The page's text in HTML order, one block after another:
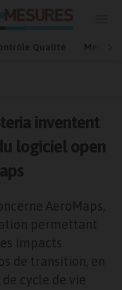
Qualité Mesures
inventent
logiciel open
AeroMaps,
permettant
impacts
de transition, en
de cycle de vie